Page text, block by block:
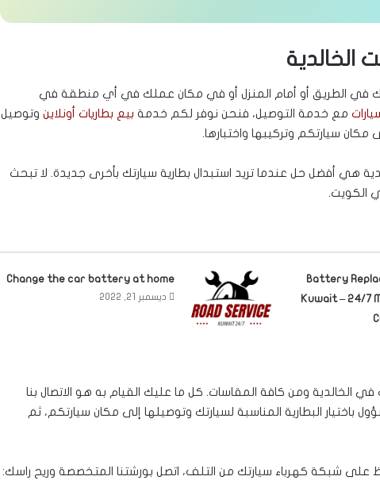
الخالدية
في الطريق أو أمام المنزل أو في مكان عملك في أي منطقة في
مع خدمة التوصيل، فنحن نوفر لكم خدمة بيع بطاريات أونلاين وتوصيل
مكان سيارتكم وتركيبها واختبارها.
هي أفضل حل عندما تريد استبدال بطارية سيارتك بأخرى جديدة. لا تبحث
الكويت.
Battery
Kuwait – 24/7
Change the car battery at home
ديسمبر 21, 2022
في الخالدية ومن كافة المقاسات. كل ما عليك القيام به هو الاتصال بنا
باختيار البطارية المناسبة لسيارتك وتوصيلها إلى مكان سيارتكم، ثم
على شبكة كهرباء سيارتك من التلف، اتصل بورشتنا المتخصصة وريح راسك: